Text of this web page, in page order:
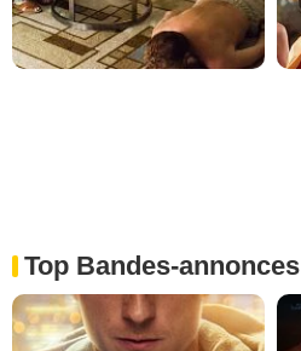
Top Bandes-annonces